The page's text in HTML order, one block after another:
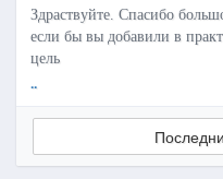
Здраствуйте. Спасибо
если бы вы добавили в
цель
..